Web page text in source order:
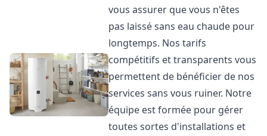
vous assurer que vous n'êtes
pas laissé sans eau chaude pour
longtemps. Nos tarifs
compétitifs et transparents vous
permettent de bénéficier de nos
services sans vous ruiner. Notre
équipe est formée pour gérer
toutes sortes d'installations et